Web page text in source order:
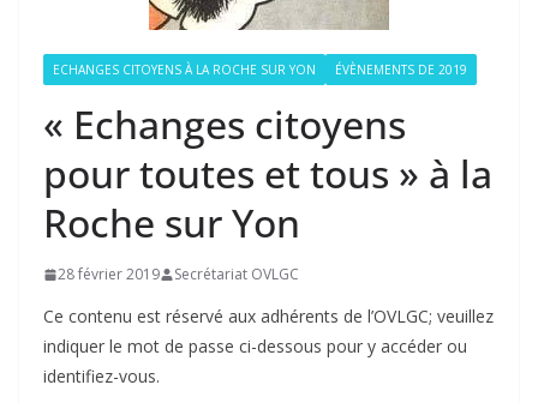
ECHANGES CITOYENS À LA ROCHE SUR YON ÉVÈNEMENTS DE 2019
« Echanges citoyens
pour toutes et tous » à la
Roche sur Yon
28 février 2019 Secrétariat OVLGC
Ce contenu est réservé aux adhérents de l’OVLGC; veuillez
indiquer le mot de passe ci-dessous pour y accéder ou
identifiez-vous.